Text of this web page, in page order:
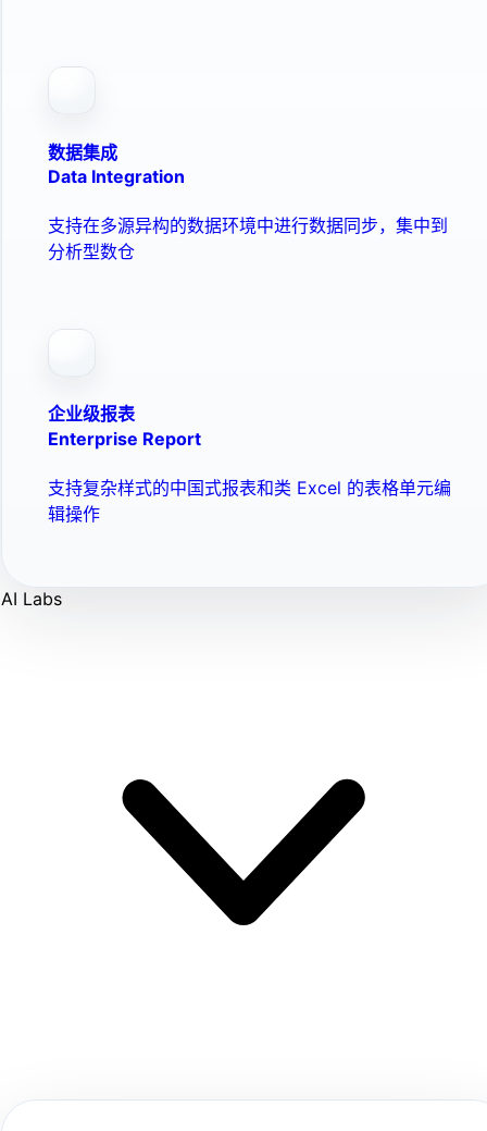
数据集成
Data Integration
支持在多源异构的数据环境中进行数据同步，集中到
分析型数仓
企业级报表
Enterprise Report
支持复杂样式的中国式报表和类 Excel 的表格单元编
辑操作
AI Labs